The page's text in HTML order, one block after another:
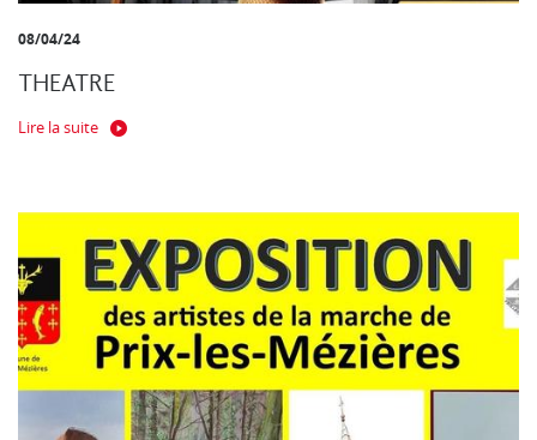
08/04/24
THEATRE
Lire la suite